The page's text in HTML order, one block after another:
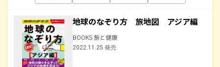
地球のなぞり方 旅地図 アジア編
BOOKS 旅と健康
2022.11.25 発売